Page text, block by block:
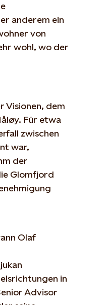
anderem ein
von
wohl, wo der
Visionen, dem
Für etwa
zwischen
war,
der
Glomfjord
Olaf
in
Advisor